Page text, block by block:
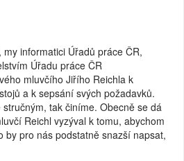
informatici Úřadů práce ČR,
Úřadu práce ČR
mluvčího Jiřího Reichla k
a k sepsání svých požadavků.
tak činíme. Obecně se dá
Reichl vyzýval k tomu, abychom
by pro nás podstatně snazší napsat,